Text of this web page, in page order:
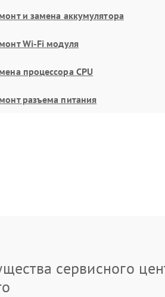
и замена аккумулятора
Wi-Fi модуля
процессора CPU
разъема питания
сервисного